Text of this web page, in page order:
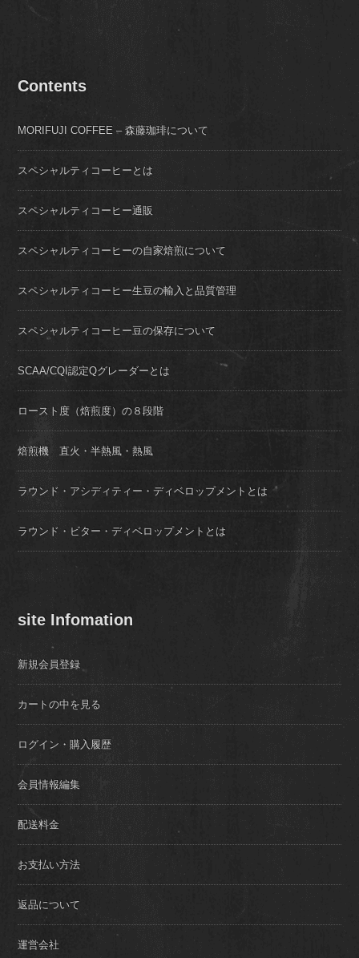
Contents
MORIFUJI COFFEE – 森藤珈琲について
スペシャルティコーヒーとは
スペシャルティコーヒー通販
スペシャルティコーヒーの自家焙煎について
スペシャルティコーヒー生豆の輸入と品質管理
スペシャルティコーヒー豆の保存について
SCAA/CQI認定Qグレーダーとは
ロースト度（焙煎度）の８段階
焙煎機 直火・半熱風・熱風
ラウンド・アシディティー・ディベロップメントとは
ラウンド・ビター・ディベロップメントとは
site Infomation
新規会員登録
カートの中を見る
ログイン・購入履歴
会員情報編集
配送料金
お支払い方法
返品について
運営会社